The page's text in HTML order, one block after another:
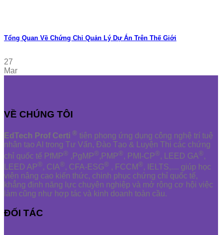
Tổng Quan Về Chứng Chỉ Quản Lý Dự Án Trên Thế Giới
27
Mar
VỀ CHÚNG TÔI
EdTech Prof Certi ® tiên phong ứng dụng công nghệ trí tuệ
nhân tạo AI trong Tư Vấn, Đào Tạo & Luyện Thi các chứng
chỉ quốc tế PfMP® ,PgMP®,PMP®, PMI-CP®, LEED GA®,
LEED AP®, CIA®, CFA-ESG® , FCCM®, IELTS,.... giúp học
viên nâng cao kiến thức, chinh phục chứng chỉ quốc tế,
khẳng định năng lực chuyên nghiệp và mở rộng cơ hội việc
làm cũng như hợp tác và kinh doanh toàn cầu.
ĐỐI TÁC